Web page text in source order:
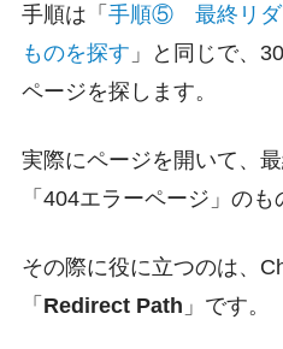
手順は「 手順⑤ 最終リダ
ものを探す 」と同じで、
ページを探します。
実際にページを開いて、
「404エラーページ」のも
その際に役に立つのは、
「 Redirect Path 」です。